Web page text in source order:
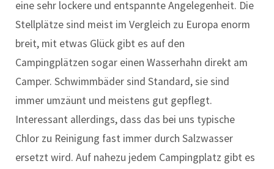
eine sehr lockere und entspannte Angelegenheit. Die
Stellplätze sind meist im Vergleich zu Europa enorm
breit, mit etwas Glück gibt es auf den
Campingplätzen sogar einen Wasserhahn direkt am
Camper. Schwimmbäder sind Standard, sie sind
immer umzäunt und meistens gut gepflegt.
Interessant allerdings, dass das bei uns typische
Chlor zu Reinigung fast immer durch Salzwasser
ersetzt wird. Auf nahezu jedem Campingplatz gibt es